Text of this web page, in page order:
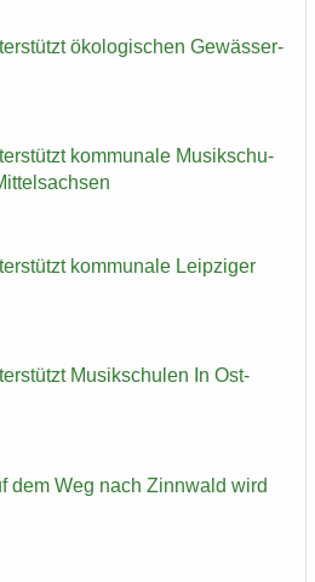
öko­lo­gi­schen Ge­wäs­ser­
kom­mu­na­le Mu­sik­schu­
kom­mu­na­le Leip­zi­ger
Mu­sik­schu­len In Ost­
dem Weg nach Zinn­wald wird